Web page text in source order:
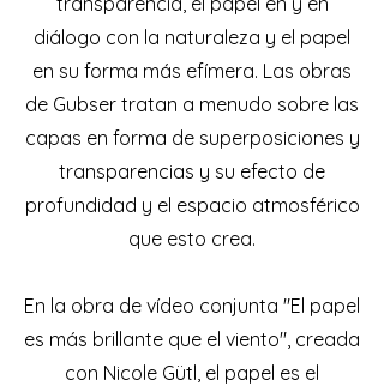
diálogo con la naturaleza y el papel
en su forma más efímera. Las obras
de Gubser tratan a menudo sobre las
capas en forma de superposiciones y
transparencias y su efecto de
profundidad y el espacio atmosférico
que esto crea.
En la obra de vídeo conjunta "El papel
es más brillante que el viento", creada
con Nicole Gütl, el papel es el